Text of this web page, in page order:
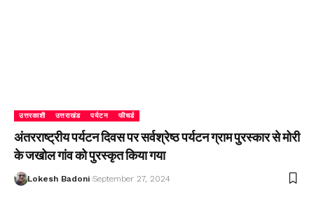
उत्तरकाशी उत्तराखंड पर्यटन फीचर्ड
अंतरराष्ट्रीय पर्यटन दिवस पर सर्वश्रेष्ठ पर्यटन ग्राम पुरस्कार से मोरी
के जखोल गांव को पुरस्कृत किया गया
Lokesh Badoni September 27, 2024